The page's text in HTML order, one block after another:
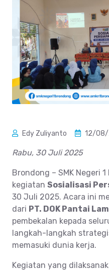
Edy Zuliyanto 12/
Rabu, 30 Juli 2025
Brondong – SMK Negeri
kegiatan Sosialisasi
30 Juli 2025. Acara ini
dari PT. DOK Pantai
pembekalan kepada
langkah-langkah
memasuki dunia kerja.
Kegiatan yang